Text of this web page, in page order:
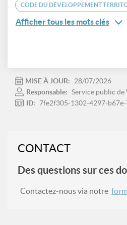
CODE DU DÉVELOPPEMENT
Afficher tous les mots clés
MISE À JOUR:
28/07/2026
Responsable: Service public de
ID:
7fe2f305-1302-4297-
CONTACT
Des questions sur ces
Contactez-nous via notre